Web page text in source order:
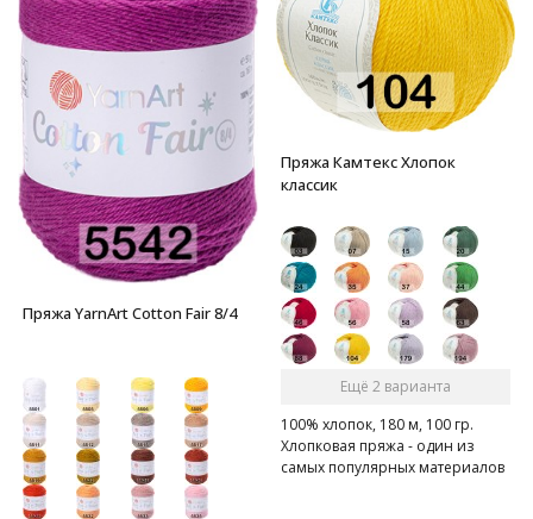
Пряжа YarnArt Cotton Fair 8/4
Пряжа Камтекс Хлопок
классик
Ещё 2 варианта
100% хлопок, 180 м, 100 гр.
Хлопковая пряжа - один из
самых популярных материалов